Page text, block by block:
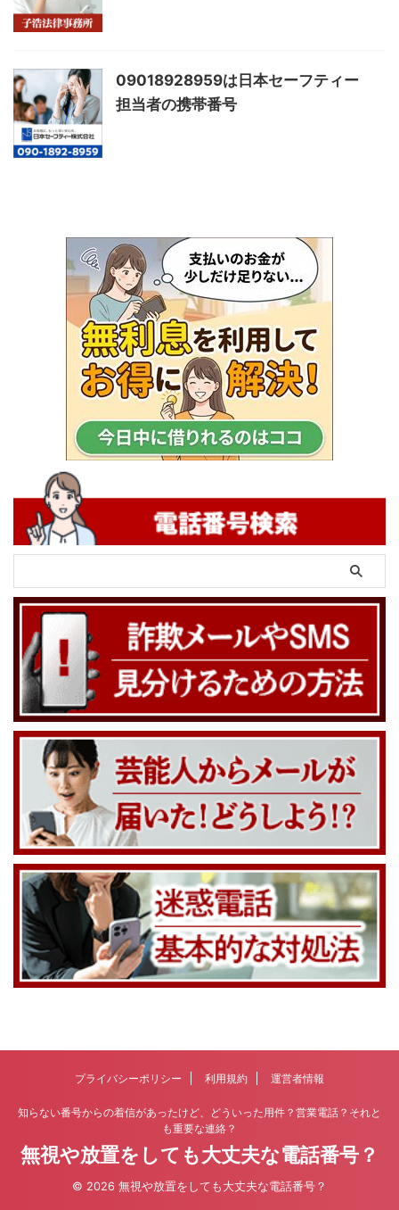
09018928959は日本セーフティー
担当者の携帯番号
プライバシーポリシー 利用規約 運営者情報
知らない番号からの着信があったけど、どういった用件？営業電話？それと
も重要な連絡？
無視や放置をしても大丈夫な電話番号？
© 2026 無視や放置をしても大丈夫な電話番号？